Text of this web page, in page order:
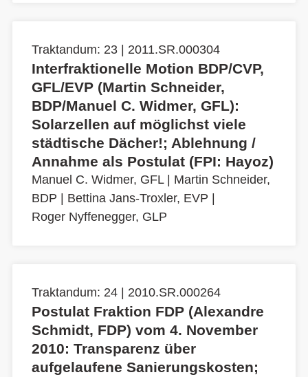
Traktandum: 23 | 2011.SR.000304
Interfraktionelle Motion BDP/CVP,
GFL/EVP (Martin Schneider,
BDP/Manuel C. Widmer, GFL):
Solarzellen auf möglichst viele
städtische Dächer!; Ablehnung /
Annahme als Postulat (FPI: Hayoz)
Manuel C. Widmer, GFL| Martin Schneider,
BDP
Bettina Jans-Troxler, EVP
Roger Nyffenegger, GLP
Traktandum: 24 | 2010.SR.000264
Postulat Fraktion FDP (Alexandre
Schmidt, FDP) vom 4. November
2010: Transparenz über
aufgelaufene Sanierungskosten;